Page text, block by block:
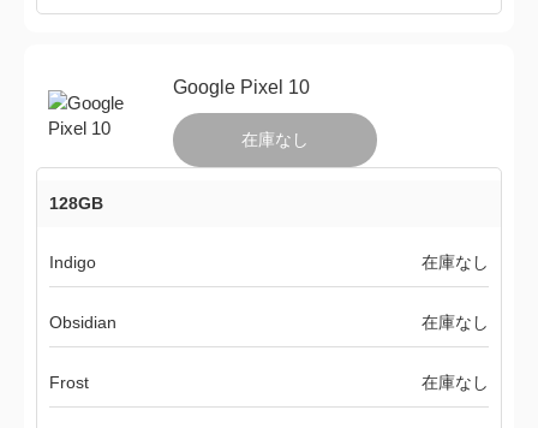
Google Pixel 10
在庫なし
128GB
Indigo 在庫なし
Obsidian 在庫なし
Frost 在庫なし